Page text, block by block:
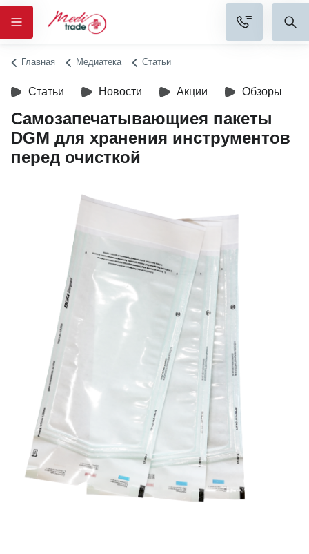
Главная Медиатека Статьи
Самозапечатывающиея пакеты
DGM для хранения инструментов
перед очисткой
Статьи Новости Акции Обзоры